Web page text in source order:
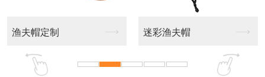
迷彩渔夫帽 休闲帽订做